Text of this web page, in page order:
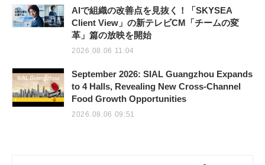
AIで組織の改善点を見抜く！「SKYSEA
Client View」の新テレビCM「チームの変
革」篇の放映を開始
2026.08.06 11:04
September 2026: SIAL Guangzhou Expands
to 4 Halls, Revealing New Cross-Channel
Food Growth Opportunities
2026.08.06 09:51